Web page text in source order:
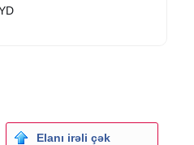
Elanı irəli çək